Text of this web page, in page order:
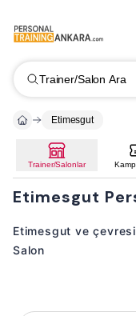
Trainer/Salon Ara
Etimesgut
Trainer/Salonlar
Etimesgut
Etimesgut ve
Salon